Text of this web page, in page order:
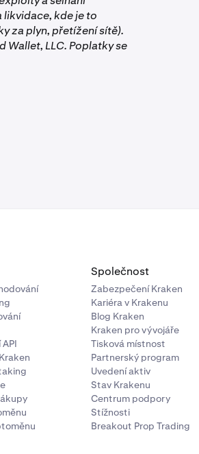
kde je to
za plyn, přetížení sítě).
LLC. Poplatky se
Společnost
Zabezpečení Kraken
Kariéra v Krakenu
Blog Kraken
Kraken pro vývojáře
Tisková místnost
Partnerský program
Uvedení aktiv
Stav Krakenu
Centrum podpory
Stížnosti
Breakout Prop Trading